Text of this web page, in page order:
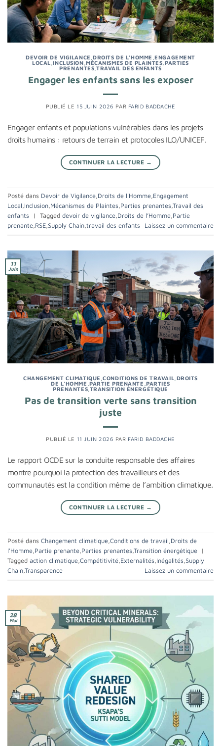
DEVOIR DE VIGILANCE ,DROITS DE L'HOMME ,ENGAGEMENT
LOCAL ,INCLUSION ,MÉCANISMES DE PLAINTES PARTIES
PRENANTES TRAVAIL DES ENFANTS
Engager les enfants sans les exposer
PUBLIÉ LE 15 JUIN 2026 PAR FARID BADDACHE
Engager enfants et populations vulnérables dans les projets
droits humains : retours de terrain et protocoles ILO/UNICEF.
CONTINUER LA LECTURE →
Posté dans Devoir de Vigilance,Droits de l'Homme,Engagement
Local,Inclusion,Mécanismes de Plaintes,Parties prenantes,Travail des
enfants
| Tagged devoir de vigilance,Droits de l’Homme,Partie
prenante,RSE,Supply Chain,travail des enfants Laissez un commentaire
11
Juin
CHANGEMENT CLIMATIQUE ,CONDITIONS DE TRAVAIL DROITS
DE L'HOMME ,PARTIE PRENANTE ,PARTIES
PRENANTES, TRANSITION ÉNERGÉTIQUE
Pas de transition verte sans transition
juste
PUBLIÉ LE 11 JUIN 2026 PAR FARID BADDACHE
Le rapport OCDE sur la conduite responsable des affaires
montre pourquoi la protection des travailleurs et des
communautés est la condition même de l’ambition climatique.
CONTINUER LA LECTURE →
Posté dans Changement climatique Conditions de travail Droits de
l'Homme Partie prenante Parties prenantes Transition énergétique
|
Tagged action climatique Compétitivité Externalités Inégalités Supply
Chain Transparence Laissez un commentaire
28
Mai